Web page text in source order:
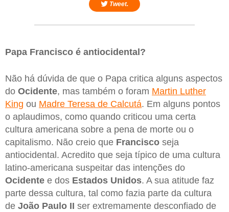
Tweet.
Papa Francisco é antiocidental?
Não há dúvida de que o Papa critica alguns aspectos
do Ocidente, mas também o foram Martin Luther
King ou Madre Teresa de Calcutá. Em alguns pontos
o aplaudimos, como quando criticou uma certa
cultura americana sobre a pena de morte ou o
capitalismo. Não creio que Francisco seja
antiocidental. Acredito que seja típico de uma cultura
latino-americana suspeitar das intenções do
Ocidente e dos Estados Unidos. A sua atitude faz
parte dessa cultura, tal como fazia parte da cultura
de João Paulo II ser extremamente desconfiado de